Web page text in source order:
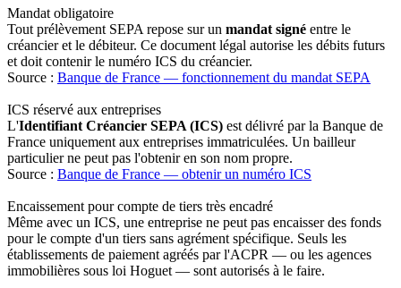
Mandat obligatoire
Tout prélèvement SEPA repose sur un mandat signé entre le
créancier et le débiteur. Ce document légal autorise les débits futurs
et doit contenir le numéro ICS du créancier.
Source : Banque de France — fonctionnement du mandat SEPA
ICS réservé aux entreprises
L'Identifiant Créancier SEPA (ICS) est délivré par la Banque de
France uniquement aux entreprises immatriculées. Un bailleur
particulier ne peut pas l'obtenir en son nom propre.
Source : Banque de France — obtenir un numéro ICS
Encaissement pour compte de tiers très encadré
Même avec un ICS, une entreprise ne peut pas encaisser des fonds
pour le compte d'un tiers sans agrément spécifique. Seuls les
établissements de paiement agréés par l'ACPR — ou les agences
immobilières sous loi Hoguet — sont autorisés à le faire.